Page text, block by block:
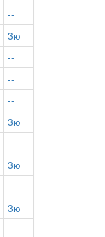
--
3ю
--
--
--
3ю
--
3ю
--
3ю
--